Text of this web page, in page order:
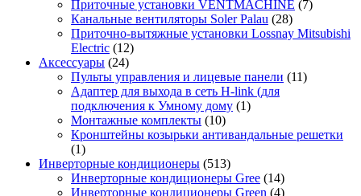
Приточные установки VENTMACHINE (7)
Канальные вентиляторы Soler Palau (28)
Приточно-вытяжные установки Lossnay Mitsubishi
Electric (12)
Аксессуары (24)
Пульты управления и лицевые панели (11)
Адаптер для выхода в сеть H-link (для
подключения к Умному дому (1)
Монтажные комплекты (10)
Кронштейны козырьки антивандальные решетки
(1)
Инверторные кондиционеры (513)
Инверторные кондиционеры Gree (14)
Инверторные кондиционеры Green (4)